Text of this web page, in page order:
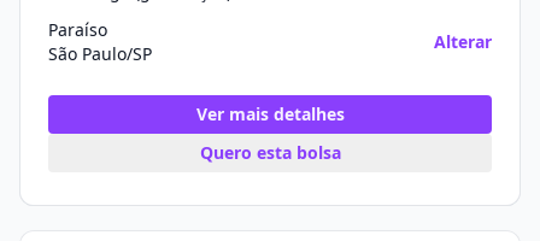
Paraíso
São Paulo/SP
Alterar
Ver mais detalhes
Quero esta bolsa